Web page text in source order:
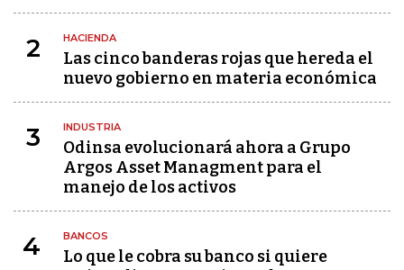
2 HACIENDA
Las cinco banderas rojas que hereda el
nuevo gobierno en materia económica
3 INDUSTRIA
Odinsa evolucionará ahora a Grupo
Argos Asset Managment para el
manejo de los activos
4 BANCOS
Lo que le cobra su banco si quiere